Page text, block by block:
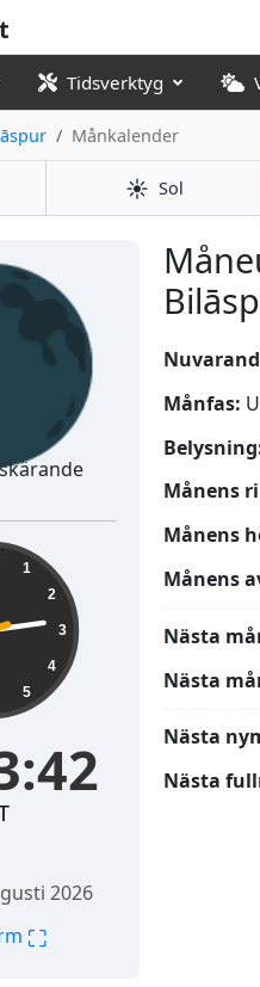
Tidsverktyg
Månkalender
☀️ Sol
1
2
3
4
5
2026
⛶
Månfas:
Månens
Månens
Månens
Nästa
Nästa
Nästa
Nästa